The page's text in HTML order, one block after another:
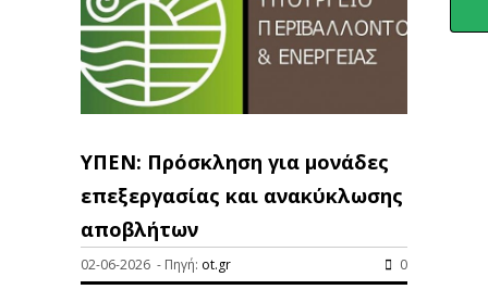
ΥΠΕΝ: Πρόσκληση για μονάδες
επεξεργασίας και ανακύκλωσης
αποβλήτων
02-06-2026 - Πηγή: ot.gr 0